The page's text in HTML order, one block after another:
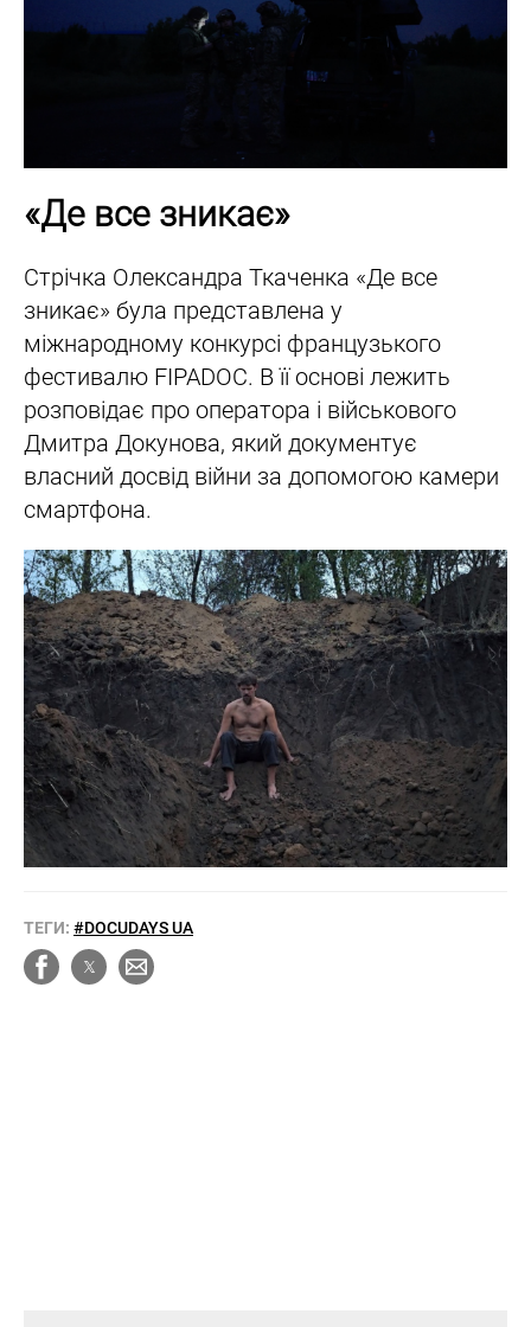
«Де все зникає»
Стрічка Олександра Ткаченка «Де все
зникає» була представлена у
міжнародному конкурсі французького
фестивалю FIPADOC. В її основі лежить
розповідає про оператора і військового
Дмитра Докунова, який документує
власний досвід війни за допомогою камери
смартфона.
ТЕГИ: #DOCUDAYS UA